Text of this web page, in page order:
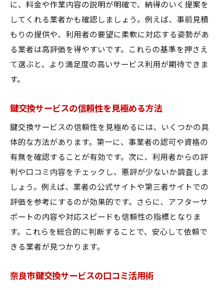
に、料金や作業内容の説明が明確で、納得のいく提案を
してくれる業者かも確認しましょう。例えば、事前見積
もりの提供や、利用者の要望に柔軟に対応する姿勢があ
る業者は高評価を得やすいです。これらの基準を押さえ
て選ぶと、より満足度の高いサービス利用が期待できま
す。
鍵交換サービスの信頼性を見極める方法
鍵交換サービスの信頼性を見極めるには、いくつかの具
体的な方法があります。第一に、事業者の認可や資格の
有無を確認することが有効です。次に、利用者からの評
判や口コミ内容をチェックし、悪評が少ないか調査しま
しょう。例えば、業者の公式サイトや第三者サイトでの
評価を参考にするのが効果的です。さらに、アフターサ
ポートの内容や対応スピードも信頼性の指標となりま
す。これらを総合的に判断することで、安心して依頼で
きる業者が見つかります。
奈良市鍵交換サービスの口コミ活用術